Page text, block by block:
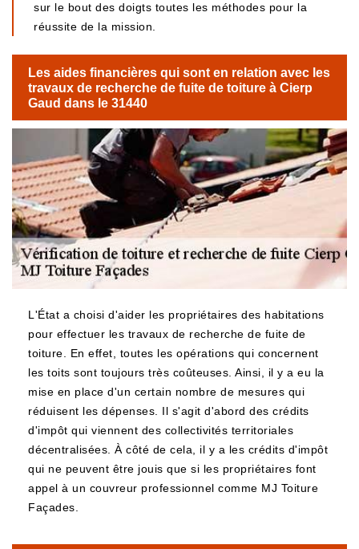
sur le bout des doigts toutes les méthodes pour la
réussite de la mission.
Les aides financières qui sont en relation avec les
travaux de recherche de fuite de toiture à Cierp
Gaud dans le 31440
L'État a choisi d'aider les propriétaires des habitations
pour effectuer les travaux de recherche de fuite de
toiture. En effet, toutes les opérations qui concernent
les toits sont toujours très coûteuses. Ainsi, il y a eu la
mise en place d'un certain nombre de mesures qui
réduisent les dépenses. Il s'agit d'abord des crédits
d'impôt qui viennent des collectivités territoriales
décentralisées. À côté de cela, il y a les crédits d'impôt
qui ne peuvent être jouis que si les propriétaires font
appel à un couvreur professionnel comme MJ Toiture
Façades.